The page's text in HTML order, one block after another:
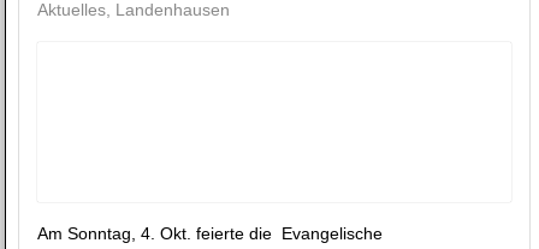
Aktuelles Landenhausen
Am Sonntag, 4. Okt. feierte die Evangelische